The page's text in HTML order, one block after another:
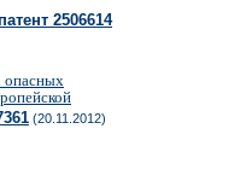
2506614
опасных
(20.11.2012)